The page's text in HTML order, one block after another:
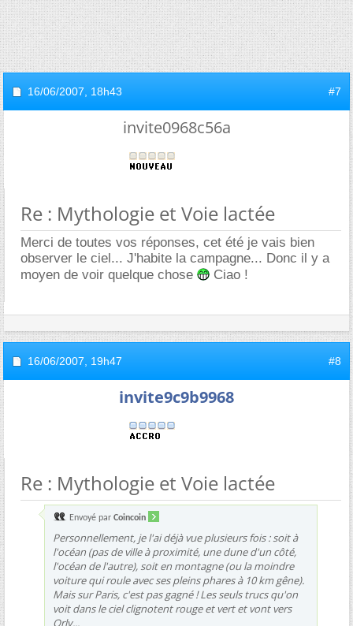
16/06/2007, 18h43 #7
invite0968c56a
Re : Mythologie et Voie lactée
Merci de toutes vos réponses, cet été je vais bien
observer le ciel... J'habite la campagne... Donc il y a
moyen de voir quelque chose
Ciao !
16/06/2007, 19h47 #8
invite9c9b9968
Re : Mythologie et Voie lactée
Envoyé par Coincoin
Personnellement, je l'ai déjà vue plusieurs fois : soit à
l'océan (pas de ville à proximité, une dune d'un côté,
l'océan de l'autre), soit en montagne (ou la moindre
voiture qui roule avec ses pleins phares à 10 km gêne).
Mais sur Paris, c'est pas gagné ! Les seuls trucs qu'on
voit dans le ciel clignotent rouge et vert et vont vers
Orly...